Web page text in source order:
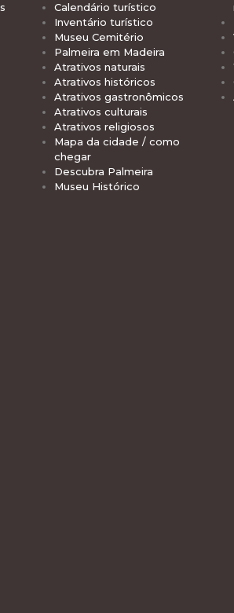
Calendário turístico
Inventário turístico
Museu Cemitério
Palmeira em Madeira
Atrativos naturais
Atrativos históricos
Atrativos gastronômicos
Atrativos culturais
Atrativos religiosos
Mapa da cidade / como
chegar
Descubra Palmeira
Museu Histórico